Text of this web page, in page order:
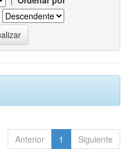
Anterior 1 Siguiente